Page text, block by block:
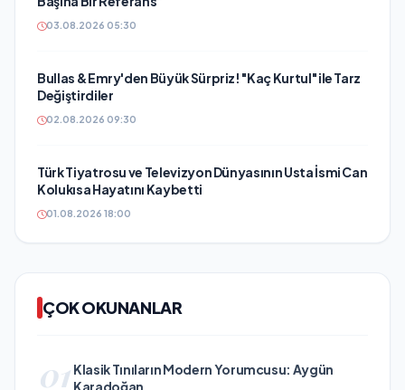
03.08.2026 05:30
Bullas & Emry'den Büyük Sürpriz! "Kaç Kurtul" ile Tarz
Değiştirdiler
02.08.2026 09:30
Türk Tiyatrosu ve Televizyon Dünyasının Usta İsmi Can
Kolukısa Hayatını Kaybetti
01.08.2026 18:00
ÇOK OKUNANLAR
01 Klasik Tınıların Modern Yorumcusu: Aygün